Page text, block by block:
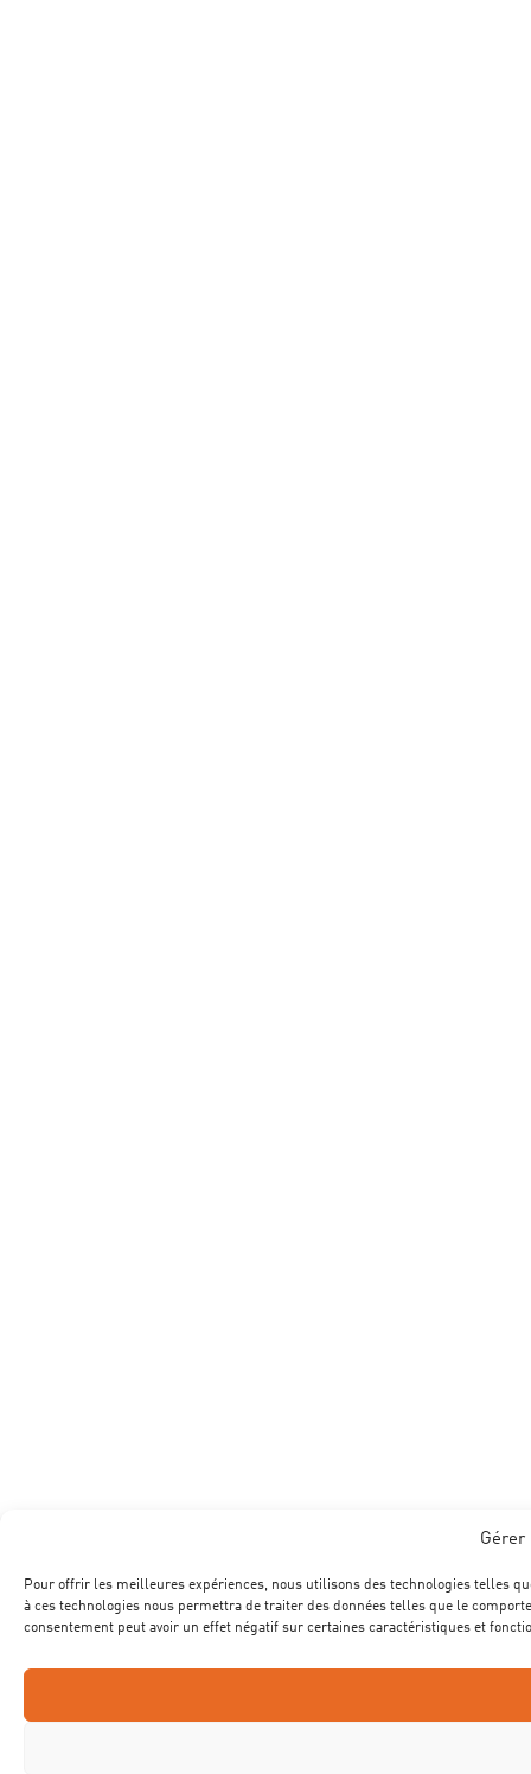
Gérer
Pour offrir les meilleures expériences, nous utilisons des technologies telles
à ces technologies nous permettra de traiter des données telles que le
consentement peut avoir un effet négatif sur certaines caractéristiques et